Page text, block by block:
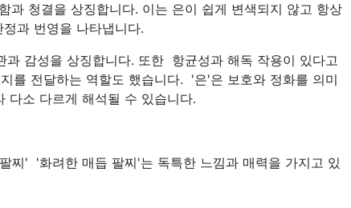
청결을 상징합니다. 이는 은이 쉽게 변색되지 않고 항상
과 번영을 나타냅니다.
감성을 상징합니다. 또한 항균성과 해독 작용이 있다고
를 전달하는 역할도 했습니다. '은'은 보호와 정화를 의미
소 다르게 해석될 수 있습니다.
찌' '화려한 매듭 팔찌'는 독특한 느낌과 매력을 가지고 있